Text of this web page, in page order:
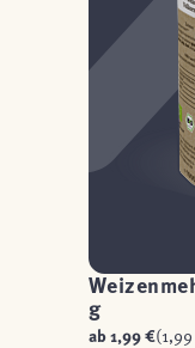
g
ab1,99 €